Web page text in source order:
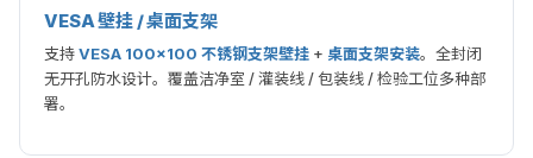
VESA 壁挂 / 桌面支架
支持VESA 100×100 不锈钢支架壁挂 + 桌面支架安装。全封闭
无开孔防水设计。覆盖洁净室 / 灌装线 / 包装线 / 检验工位多种部
署。